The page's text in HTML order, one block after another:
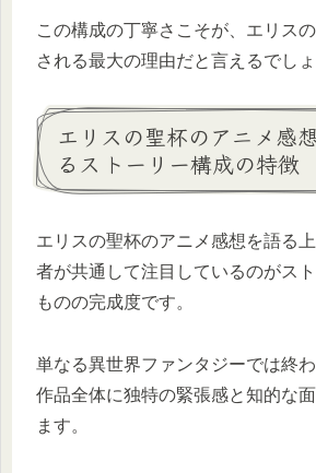
この構成の丁寧さこそが、エリス
される最大の理由だと言えるでしょ
エリスの聖杯のアニメ感
るストーリー構成の特徴
エリスの聖杯のアニメ感想を語る
者が共通して注目しているのがス
ものの完成度です。
単なる異世界ファンタジーでは終わ
作品全体に独特の緊張感と知的な
ます。